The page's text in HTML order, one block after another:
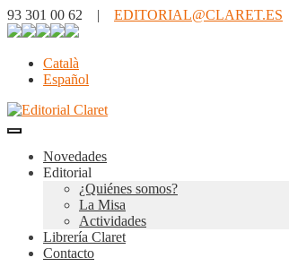
93 301 00 62 | EDITORIAL@CLARET.ES
Català
Español
Novedades
Editorial
¿Quiénes somos?
La Misa
Actividades
Librería Claret
Contacto